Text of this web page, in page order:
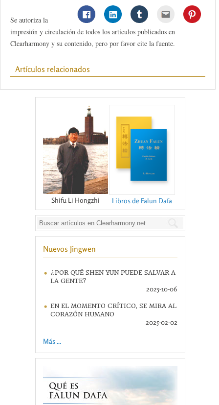
Se autoriza la
impresión y circulación de todos los artículos publicados en
Clearharmony y su contenido, pero por favor cite la fuente.
Artículos relacionados
Shifu Li Hongzhi Libros de Falun Dafa
Nuevos Jingwen
¿POR QUÉ SHEN YUN PUEDE SALVAR A
LA GENTE?
2025-10-06
EN EL MOMENTO CRÍTICO, SE MIRA AL
CORAZÓN HUMANO
2025-02-02
Más ...